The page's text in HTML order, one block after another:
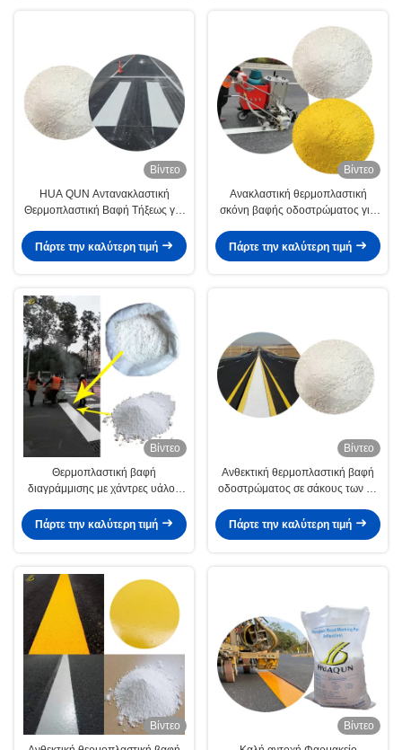
Βίντεο
HUA QUN Αντανακλαστική
Θερμοπλαστική Βαφή Τήξεως για
Πάρτε την καλύτερη τιμή
Βίντεο
Ανακλαστική θερμοπλαστική
σκόνη βαφής οδοστρώματος για
Πάρτε την καλύτερη τιμή
Βίντεο
Θερμοπλαστική βαφή
διαγράμμισης με χάντρες υάλου
Πάρτε την καλύτερη τιμή
Βίντεο
Ανθεκτική θερμοπλαστική βαφή
οδοστρώματος σε σάκους των 25
Πάρτε την καλύτερη τιμή
Βίντεο
Βίντεο